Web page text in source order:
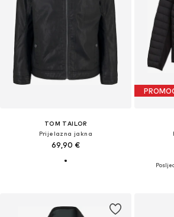
TOM TAILOR
Prijelazna jakna
69,90 €